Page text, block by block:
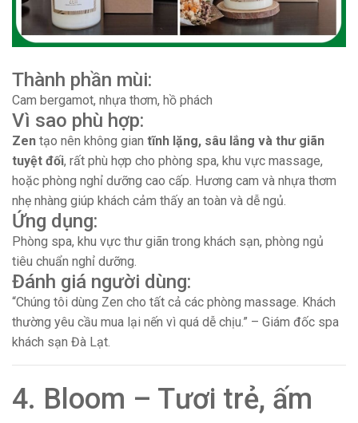
Thành phần mùi:
Cam bergamot, nhựa thơm, hồ phách
Vì sao phù hợp:
Zen tạo nên không gian tĩnh lặng, sâu lắng và thư giãn
tuyệt đối, rất phù hợp cho phòng spa, khu vực massage,
hoặc phòng nghỉ dưỡng cao cấp. Hương cam và nhựa thơm
nhẹ nhàng giúp khách cảm thấy an toàn và dễ ngủ.
Ứng dụng:
Phòng spa, khu vực thư giãn trong khách sạn, phòng ngủ
tiêu chuẩn nghỉ dưỡng.
Đánh giá người dùng:
“Chúng tôi dùng Zen cho tất cả các phòng massage. Khách
thường yêu cầu mua lại nến vì quá dễ chịu.” – Giám đốc spa
khách sạn Đà Lạt.
4. Bloom – Tươi trẻ, ấm